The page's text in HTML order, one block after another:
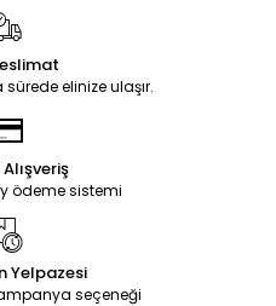
sürede elinize ulaşır.
ödeme sistemi
Yelpazesi
seçeneği